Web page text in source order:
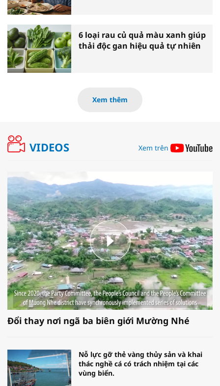
6 loại rau củ quả màu xanh giúp
thải độc gan hiệu quả tự nhiên
Xem thêm
VIDEOS Xem trên
Đổi thay nơi ngã ba biên giới Mường Nhé
Nỗ lực gỡ thẻ vàng thủy sản và khai
thác nghề cá có trách nhiệm tại các
vùng biển.